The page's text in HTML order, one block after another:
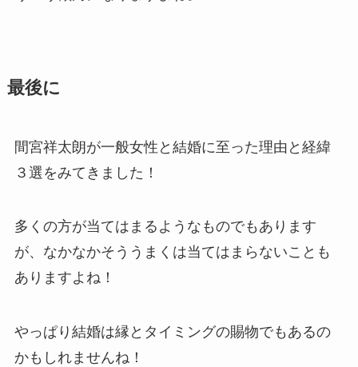
最後に
間宮祥太朗が一般女性と結婚に至った理由と経緯
３選をみてきました！
多くの方が当てはまるようなものでもあります
が、なかなかそううまくは当てはまらないことも
ありますよね！
やっぱり結婚は縁とタイミングの賜物でもあるの
かもしれませんね！